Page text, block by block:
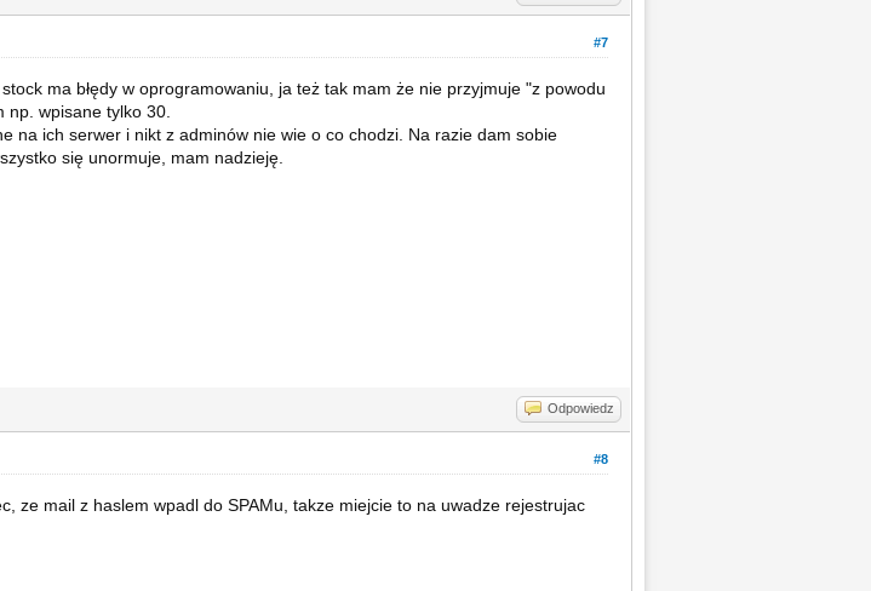
#7
ma błędy w oprogramowaniu, ja też tak mam że nie przyjmuje "z powodu
np. wpisane tylko 30.
na ich serwer i nikt z adminów nie wie o co chodzi. Na razie dam sobie
się unormuje, mam nadzieję.
Odpowiedz
#8
ze mail z haslem wpadl do SPAMu, takze miejcie to na uwadze rejestrujac